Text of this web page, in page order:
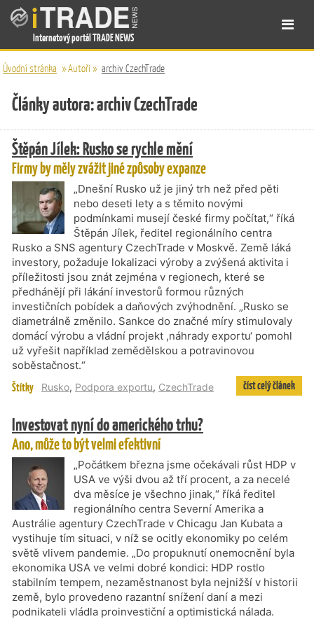
Internetový portál TRADE NEWS
Úvodní stránka »Autoři » archiv CzechTrade
Články autora: archiv CzechTrade
Štěpán Jílek: Rusko se rychle mění
Firmy by měly zvážit jiné způsoby expanze
„Dnešní Rusko už je jiný trh než před pěti
nebo deseti lety a s těmito novými
podmínkami musejí české firmy počítat,“ říká
Štěpán Jílek, ředitel regionálního centra
Rusko a SNS agentury CzechTrade v Moskvě. Země láká
investory, požaduje lokalizaci výroby a zvýšená aktivita i
příležitosti jsou znát zejména v regionech, které se
předhánějí při lákání investorů formou různých
investičních pobídek a daňových zvýhodnění. „Rusko se
diametrálně změnilo. Sankce do značné míry stimulovaly
domácí výrobu a vládní projekt ,náhrady exportu‘ pomohl
už vyřešit například zemědělskou a potravinovou
soběstačnost.“
Štítky Rusko, Podpora exportu, CzechTrade číst celý článek
Investovat nyní do amerického trhu?
Ano, může to být velmi efektivní
„Počátkem března jsme očekávali růst HDP v
USA ve výši dvou až tří procent, a za necelé
dva měsíce je všechno jinak,“ říká ředitel
regionálního centra Severní Amerika a
Austrálie agentury CzechTrade v Chicagu Jan Kubata a
vystihuje tím situaci, v níž se ocitly ekonomiky po celém
světě vlivem pandemie. „Do propuknutí onemocnění byla
ekonomika USA ve velmi dobré kondici: HDP rostlo
stabilním tempem, nezaměstnanost byla nejnižší v historii
země, bylo provedeno razantní snížení daní a mezi
podnikateli vládla proinvestiční a optimistická nálada.